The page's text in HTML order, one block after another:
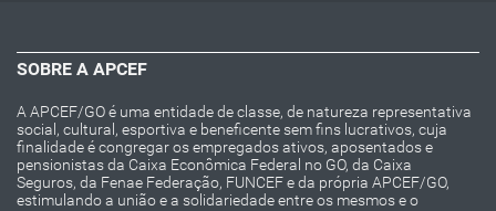
SOBRE A APCEF
A APCEF/GO é uma entidade de classe, de natureza representativa
social, cultural, esportiva e beneficente sem fins lucrativos, cuja
finalidade é congregar os empregados ativos, aposentados e
pensionistas da Caixa Econômica Federal no GO, da Caixa
Seguros, da Fenae Federação, FUNCEF e da própria APCEF/GO,
estimulando a união e a solidariedade entre os mesmos e o